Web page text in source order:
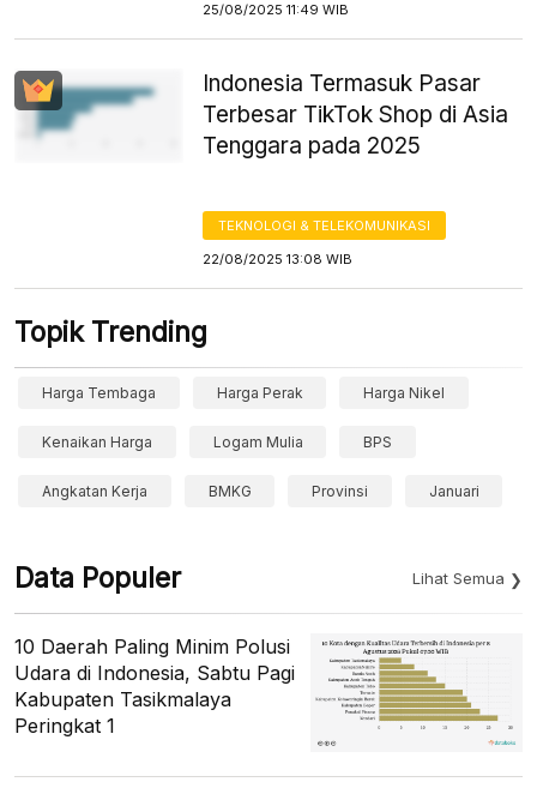
25/08/2025 11:49 WIB
Indonesia Termasuk Pasar
Terbesar TikTok Shop di Asia
Tenggara pada 2025
TEKNOLOGI & TELEKOMUNIKASI
22/08/2025 13:08 WIB
Topik Trending
Harga Tembaga Harga Perak Harga Nikel
Kenaikan Harga Logam Mulia BPS
Angkatan Kerja BMKG Provinsi Januari
Data Populer Lihat Semua
10 Daerah Paling Minim Polusi
Udara di Indonesia, Sabtu Pagi
Kabupaten Tasikmalaya
Peringkat 1